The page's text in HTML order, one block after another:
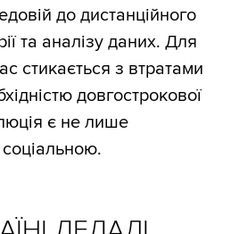
до дистанційного
та аналізу даних. Для
стикається з втратами
довгострокової
є не лише